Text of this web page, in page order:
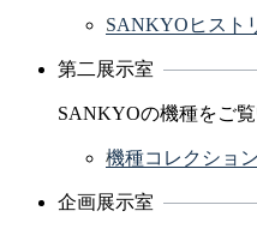
SANKYOヒスト
第二展示室
SANKYOの機種をご覧
機種コレクショ
企画展示室